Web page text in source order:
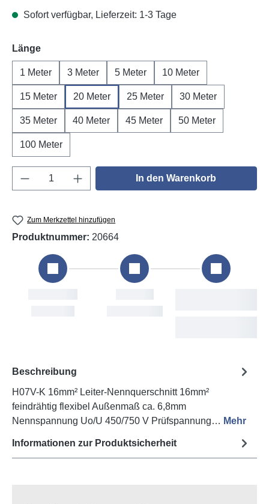
Sofort verfügbar, Lieferzeit: 1-3 Tage
Längeauswählen
1 Meter 3 Meter 5 Meter 10 Meter
15 Meter 20 Meter 25 Meter 30 Meter
35 Meter 40 Meter 45 Meter 50 Meter
100 Meter
Produkt Anzahl: Gib den gewünschten
In den Warenkorb
Zum Merkzettel hinzufügen
Produktnummer: 20664
Beschreibung
H07V-K 16mm² Leiter-Nennquerschnitt 16mm²
feindrähtig flexibel Außenmaß ca. 6,8mm
Nennspannung Uo/U 450/750 V Prüfspannung… Mehr
Informationen zur Produktsicherheit